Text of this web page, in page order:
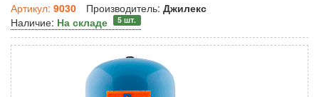
Артикул: 9030 Производитель: Джилекс
Наличие: На складе 5 шт.